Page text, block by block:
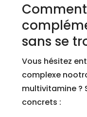
sans se
Vous hésitez
complexe
multivitamine ?
concrets :